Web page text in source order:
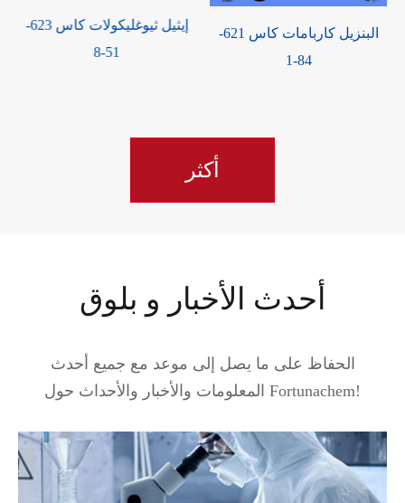
البنزيل كاربامات كاس 621-
84-1
N4-Acetylcytidine CAS 3768-
18-1
أكثر
أحدث الأخبار و بلوق
الحفاظ على ما يصل إلى موعد مع جميع أحدث
المعلومات والأخبار والأحداث حول Fortunachem!